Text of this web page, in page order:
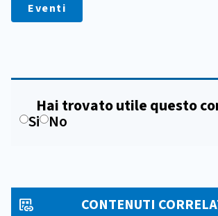
Eventi
Hai trovato utile questo
Si No
CONTENUTI